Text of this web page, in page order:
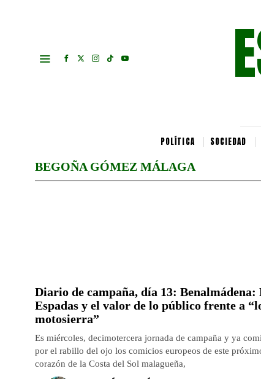
POLÍTICA SOCIEDAD
BEGOÑA GÓMEZ MÁLAGA
Diario de campaña, día 13: Benalmádena:
Espadas y el valor de lo público frente a
motosierra”
Es miércoles, decimotercera jornada de campaña y ya
por el rabillo del ojo los comicios europeos de este
corazón de la Costa del Sol malagueña,